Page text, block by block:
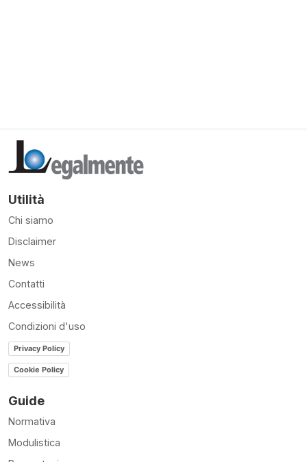
Utilità
Chi siamo
Disclaimer
News
Contatti
Accessibilità
Condizioni d'uso
Privacy Policy
Cookie Policy
Guide
Normativa
Modulistica